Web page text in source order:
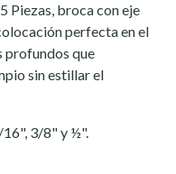
Piezas, broca con eje
perfecta en el
profundos que
sin estillar el
16", 3/8" y ½".